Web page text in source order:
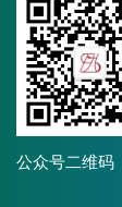
公众号二维码